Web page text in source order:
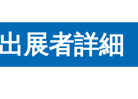
出展者詳細